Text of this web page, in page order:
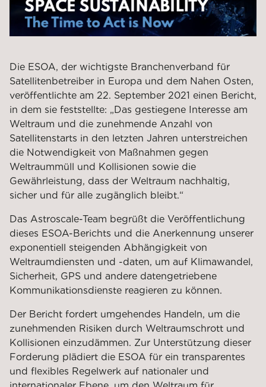
Die ESOA, der wichtigste Branchenverband für
Satellitenbetreiber in Europa und dem Nahen Osten,
veröffentlichte am 22. September 2021 einen Bericht,
in dem sie feststellte: „Das gestiegene Interesse am
Weltraum und die zunehmende Anzahl von
Satellitenstarts in den letzten Jahren unterstreichen
die Notwendigkeit von Maßnahmen gegen
Weltraummüll und Kollisionen sowie die
Gewährleistung, dass der Weltraum nachhaltig,
sicher und für alle zugänglich bleibt.“
Das Astroscale-Team begrüßt die Veröffentlichung
dieses ESOA-Berichts und die Anerkennung unserer
exponentiell steigenden Abhängigkeit von
Weltraumdiensten und -daten, um auf Klimawandel,
Sicherheit, GPS und andere datengetriebene
Kommunikationsdienste reagieren zu können.
Der Bericht fordert umgehendes Handeln, um die
zunehmenden Risiken durch Weltraumschrott und
Kollisionen einzudämmen. Zur Unterstützung dieser
Forderung plädiert die ESOA für ein transparentes
und flexibles Regelwerk auf nationaler und